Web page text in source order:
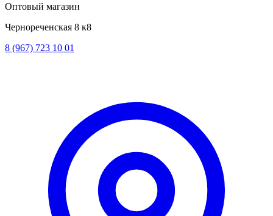
Оптовый магазин
Чернореченская 8 к8
8 (967) 723 10 01